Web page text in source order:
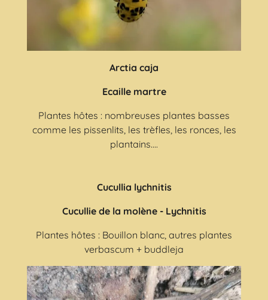
Arctia caja
Ecaille martre
Plantes hôtes : nombreuses plantes basses
comme les pissenlits, les trèfles, les ronces, les
plantains....
Cucullia lychnitis
Cucullie de la molène - Lychnitis
Plantes hôtes : Bouillon blanc, autres plantes
verbascum + buddleja